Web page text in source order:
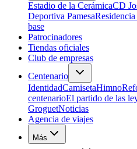
Estadio de la CerámicaCD
Deportiva Pamesa
base
Patrocinadores
Tiendas oficiales
Club de empresas
Centenario
IdentidadCamisetaHimno
centenarioEl partido de las
GroguetNoticias
Agencia de viajes
Más